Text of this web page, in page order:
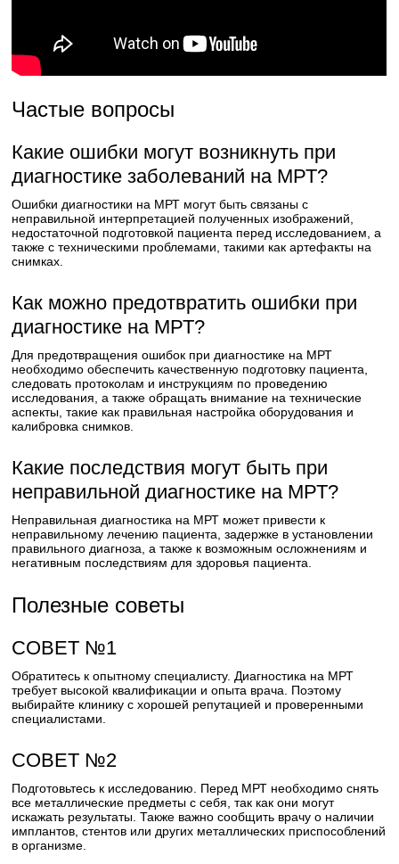
Частые вопросы
Какие ошибки могут возникнуть при
диагностике заболеваний на МРТ?
Ошибки диагностики на МРТ могут быть связаны с
неправильной интерпретацией полученных изображений,
недостаточной подготовкой пациента перед исследованием, а
также с техническими проблемами, такими как артефакты на
снимках.
Как можно предотвратить ошибки при
диагностике на МРТ?
Для предотвращения ошибок при диагностике на МРТ
необходимо обеспечить качественную подготовку пациента,
следовать протоколам и инструкциям по проведению
исследования, а также обращать внимание на технические
аспекты, такие как правильная настройка оборудования и
калибровка снимков.
Какие последствия могут быть при
неправильной диагностике на МРТ?
Неправильная диагностика на МРТ может привести к
неправильному лечению пациента, задержке в установлении
правильного диагноза, а также к возможным осложнениям и
негативным последствиям для здоровья пациента.
Полезные советы
СОВЕТ №1
Обратитесь к опытному специалисту. Диагностика на МРТ
требует высокой квалификации и опыта врача. Поэтому
выбирайте клинику с хорошей репутацией и проверенными
специалистами.
СОВЕТ №2
Подготовьтесь к исследованию. Перед МРТ необходимо снять
все металлические предметы с себя, так как они могут
искажать результаты. Также важно сообщить врачу о наличии
имплантов, стентов или других металлических приспособлений
в организме.